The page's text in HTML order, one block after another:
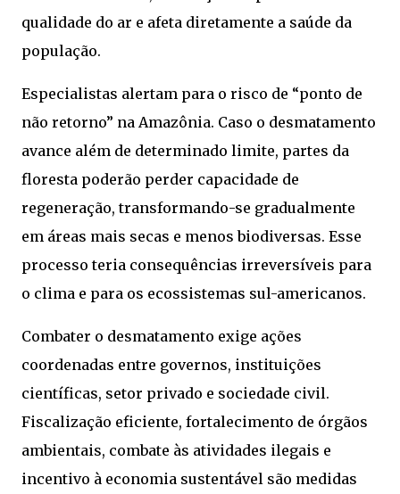
qualidade do ar e afeta diretamente a saúde da
população.
Especialistas alertam para o risco de “ponto de
não retorno” na Amazônia. Caso o desmatamento
avance além de determinado limite, partes da
floresta poderão perder capacidade de
regeneração, transformando-se gradualmente
em áreas mais secas e menos biodiversas. Esse
processo teria consequências irreversíveis para
o clima e para os ecossistemas sul-americanos.
Combater o desmatamento exige ações
coordenadas entre governos, instituições
científicas, setor privado e sociedade civil.
Fiscalização eficiente, fortalecimento de órgãos
ambientais, combate às atividades ilegais e
incentivo à economia sustentável são medidas